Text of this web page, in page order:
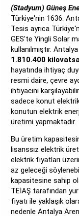
(Stadyum) Güneş
Türkiye'nin 1636.
Tesis ayrıca
GES'te Yingli Solar
kullanılmıştır.
1.810.400
hayatında ihtiyaç
resmi daire, çevre
ihtiyacını
sadece konut
konutun elektrik
üretimi yapmaktadır.
Bu üretim
lisanssız elektrik
elektrik fiyatları
az geleceği
kapasitesine sahip
TEİAŞ tarafından
fiyatı ile yaklaşık
nedenle Antalya